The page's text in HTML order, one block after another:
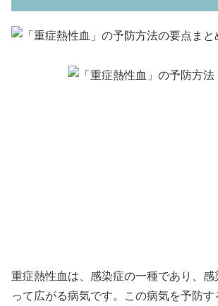
重症熱性血は、感染症の一種であり、感
って広がる病気です。この病気を予防す